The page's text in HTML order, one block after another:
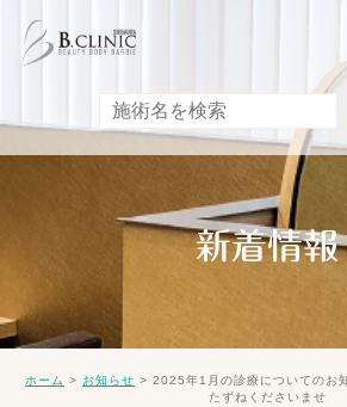
新着情報
ホーム > お知らせ > 2025年1月の診療についてのお
たずねくださいませ